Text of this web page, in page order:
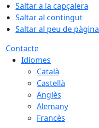
Saltar a la capçalera
Saltar al contingut
Saltar al peu de pàgina
Contacte
Idiomes
Català
Castellà
Anglès
Alemany
Francès